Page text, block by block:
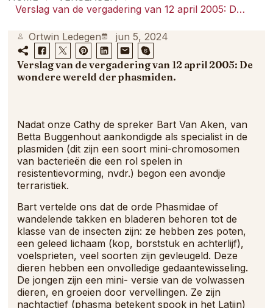
samenkomt.
Verslag van de vergadering van 12 april 2005: De wondere wereld der phasmiden.
Ortwin Ledegen jun 5, 2024
Verslag van de vergadering van 12 april 2005: De
wondere wereld der phasmiden.
Nadat onze Cathy de spreker Bart Van Aken, van
Betta Buggenhout aankondigde als specialist in de
plasmiden (dit zijn een soort mini-chromosomen
van bacterieën die een rol spelen in
resistentievorming, nvdr.) begon een avondje
terraristiek.
Bart vertelde ons dat de orde Phasmidae of
wandelende takken en bladeren behoren tot de
klasse van de insecten zijn: ze hebben zes poten,
een geleed lichaam (kop, borststuk en achterlijf),
voelsprieten, veel soorten zijn gevleugeld. Deze
dieren hebben een onvolledige gedaantewisseling.
De jongen zijn een mini- versie van de volwassen
dieren, en groeien door vervellingen. Ze zijn
nachtactief (phasma betekent spook in het Latijn)